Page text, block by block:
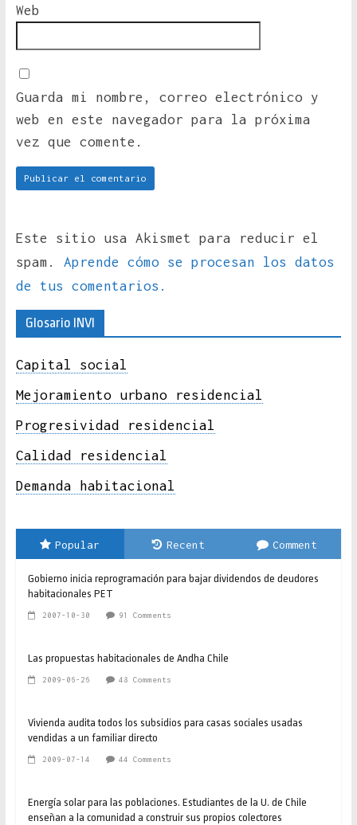
Web
Guarda mi nombre, correo electrónico y
web en este navegador para la próxima
vez que comente.
Este sitio usa Akismet para reducir el
spam. Aprende cómo se procesan los datos
de tus comentarios.
Glosario INVI
Capital social
Mejoramiento urbano residencial
Progresividad residencial
Calidad residencial
Demanda habitacional
Popular Recent Comment
Gobierno inicia reprogramación para bajar dividendos de deudores
habitacionales PET
2007-10-30 91 Comments
Las propuestas habitacionales de Andha Chile
2009-06-26 48 Comments
Vivienda audita todos los subsidios para casas sociales usadas
vendidas a un familiar directo
2009-07-14 44 Comments
Energía solar para las poblaciones. Estudiantes de la U. de Chile
enseñan a la comunidad a construir sus propios colectores